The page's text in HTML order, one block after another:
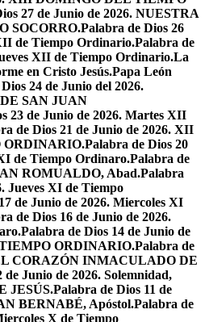
27 de Junio de 2026. NUESTRA
SOCORRO.Palabra de Dios 26
de Tiempo Ordinario.Palabra de
XII de Tiempo Ordinario.La
en Cristo Jesús.Papa León
24 de Junio del 2026.
SAN JUAN
23 de Junio de 2026. Martes XII
de Dios 21 de Junio de 2026. XII
ORDINARIO.Palabra de Dios 20
de Tiempo Ordinaro.Palabra de
ROMUALDO, Abad.Palabra
Jueves XI de Tiempo
de Junio de 2026. Miercoles XI
de Dios 16 de Junio de 2026.
Palabra de Dios 14 de Junio de
ORDINARIO.Palabra de
CORAZÓN INMACULADO DE
de Junio de 2026. Solemnidad,
JESÚS.Palabra de Dios 11 de
BERNABÉ, Apóstol.Palabra de
X de Tiempo